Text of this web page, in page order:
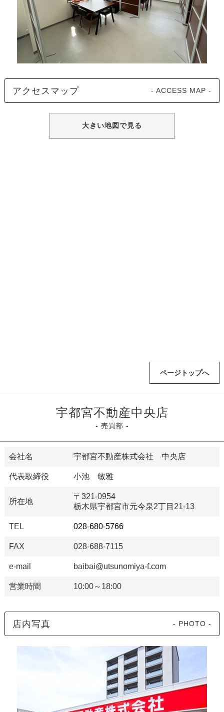
アクセスマップ - ACCESS MAP -
大きい地図で見る
ページトップへ
宇都宮不動産中央店
- 売買部 -
会社名 宇都宮不動産株式会社 中央店
代表取締役 小池 敏雅
所在地
〒321-0954
栃木県宇都宮市元今泉2丁目21-13
TEL 028-680-5766
FAX 028-688-7115
e-mail baibai@utsunomiya-f.com
営業時間 10:00～18:00
店内写真 - PHOTO -